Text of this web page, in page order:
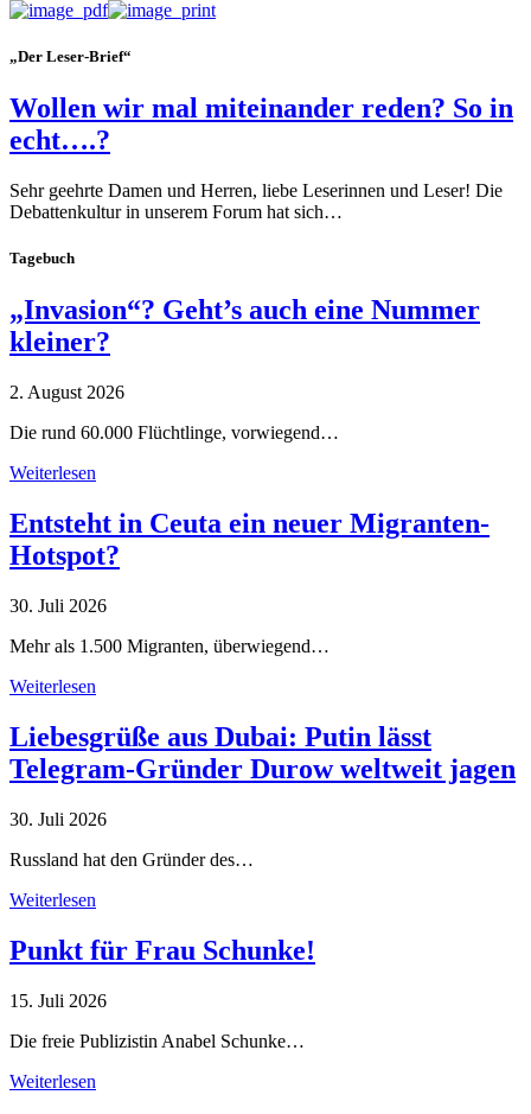
„Der Leser-Brief“
Wollen wir mal miteinander reden? So in
echt….?
Sehr geehrte Damen und Herren, liebe Leserinnen und Leser! Die
Debattenkultur in unserem Forum hat sich…
Tagebuch
„Invasion“? Geht’s auch eine Nummer
kleiner?
2. August 2026
Die rund 60.000 Flüchtlinge, vorwiegend…
Weiterlesen
Entsteht in Ceuta ein neuer Migranten-
Hotspot?
30. Juli 2026
Mehr als 1.500 Migranten, überwiegend…
Weiterlesen
Liebesgrüße aus Dubai: Putin lässt
Telegram-Gründer Durow weltweit jagen
30. Juli 2026
Russland hat den Gründer des…
Weiterlesen
Punkt für Frau Schunke!
15. Juli 2026
Die freie Publizistin Anabel Schunke…
Weiterlesen